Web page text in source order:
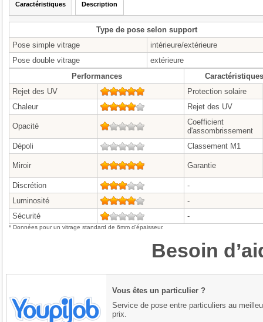
Caractéristiques Description
Type de pose selon support
Pose simple vitrage
intérieure/extérieure
Pose double vitrage
extérieure
Performances
Caractéristiques
Rejet des UV
Protection solaire
Chaleur
Rejet des UV
Opacité
Coefficient
d'assombrissement
Dépoli
Classement M1
Miroir Garantie
Discrétion
-
Luminosité
-
Sécurité
-
* Données pour un vitrage standard de 6mm d'épaisseur.
Besoin
Vous êtes un particulier ?
Service de pose entre particuliers au
prix.